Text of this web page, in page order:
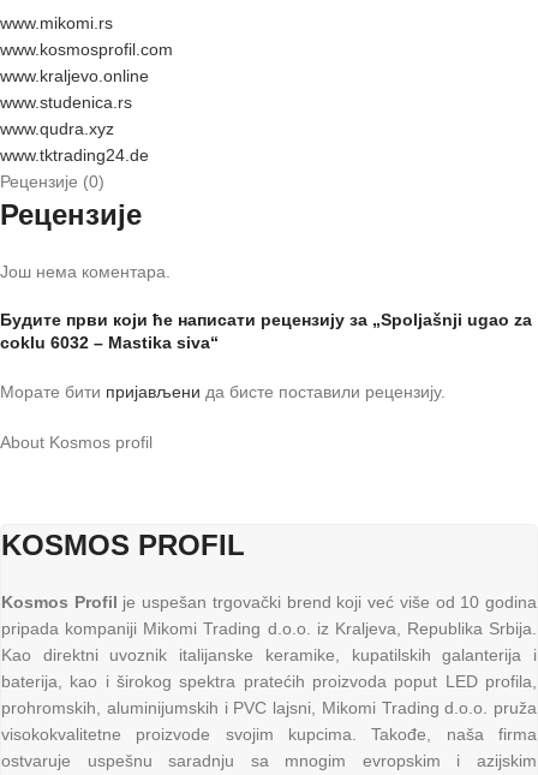
www.mikomi.rs
www.kosmosprofil.com
www.kraljevo.online
www.studenica.rs
www.qudra.xyz
www.tktrading24.de
Рецензије (0)
Рецензије
Још нема коментара.
Будите први који ће написати рецензију за „Spoljašnji ugao za
coklu 6032 – Mastika siva“
Морате бити пријављени да бисте поставили рецензију.
About Kosmos profil
KOSMOS PROFIL
Kosmos Profil je uspešan trgovački brend koji već više od 10 godina
pripada kompaniji Mikomi Trading d.o.o. iz Kraljeva, Republika Srbija.
Kao direktni uvoznik italijanske keramike, kupatilskih galanterija i
baterija, kao i širokog spektra pratećih proizvoda poput LED profila,
prohromskih, aluminijumskih i PVC lajsni, Mikomi Trading d.o.o. pruža
visokokvalitetne proizvode svojim kupcima. Takođe, naša firma
ostvaruje uspešnu saradnju sa mnogim evropskim i azijskim